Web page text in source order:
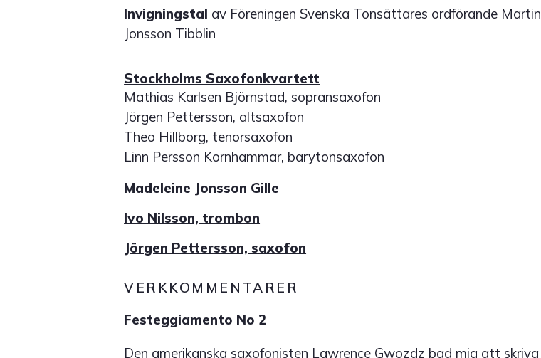
Invigningstal av Föreningen Svenska Tonsättares ordförande Martin
Jonsson Tibblin
Stockholms Saxofonkvartett
Mathias Karlsen Björnstad, sopransaxofon
Jörgen Pettersson, altsaxofon
Theo Hillborg, tenorsaxofon
Linn Persson Kornhammar, barytonsaxofon
Madeleine Jonsson Gille
Ivo Nilsson, trombon
Jörgen Pettersson, saxofon
VERKKOMMENTARER
Festeggiamento No 2
Den amerikanska saxofonisten Lawrence Gwozdz bad mig att skriva